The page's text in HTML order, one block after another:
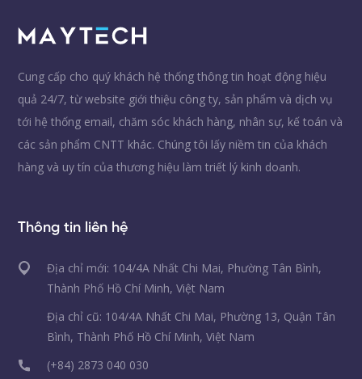
Cung cấp cho quý khách hệ thống thông tin hoạt động hiệu
quả 24/7, từ website giới thiệu công ty, sản phẩm và dịch vụ
tới hệ thống email, chăm sóc khách hàng, nhân sự, kế toán và
các sản phẩm CNTT khác. Chúng tôi lấy niềm tin của khách
hàng và uy tín của thương hiệu làm triết lý kinh doanh.
Thông tin liên hệ
Địa chỉ mới: 104/4A Nhất Chi Mai, Phường Tân Bình,
Thành Phố Hồ Chí Minh, Việt Nam
Địa chỉ cũ: 104/4A Nhất Chi Mai, Phường 13, Quận Tân
Bình, Thành Phố Hồ Chí Minh, Việt Nam
(+84) 2873 040 030